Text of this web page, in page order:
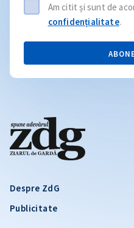
Despre ZdG
Publicitate
Am citit și sunt de
confidențialitate.